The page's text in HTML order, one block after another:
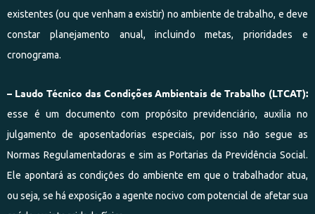
existentes (ou que venham a existir) no ambiente de trabalho, e deve
constar planejamento anual, incluindo metas, prioridades e
cronograma.
– Laudo Técnico das Condições Ambientais de Trabalho (LTCAT):
esse é um
documento com propósito previdenciário, auxilia no
julgamento de aposentadorias especiais, por isso não segue as
Normas Regulamentadoras e sim as Portarias da Previdência Social.
Ele apontará as condições do ambiente em que o trabalhador atua,
ou seja, se há exposição a agente nocivo com potencial de afetar sua